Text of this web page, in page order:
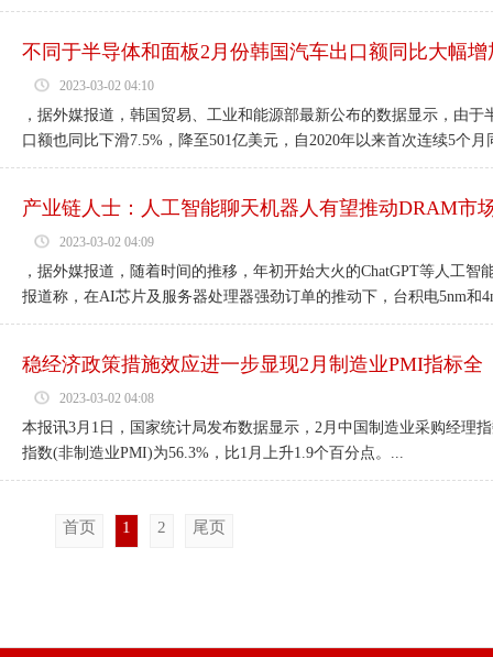
不同于半导体和面板2月份韩国汽车出口额同比大幅增
2023-03-02 04:10
，据外媒报道，韩国贸易、工业和能源部最新公布的数据显示，由
口额也同比下滑7.5%，降至501亿美元，自2020年以来首次连续5个月
产业链人士：人工智能聊天机器人有望推动DRAM市
2023-03-02 04:09
，据外媒报道，随着时间的推移，年初开始大火的ChatGPT等人工
报道称，在AI芯片及服务器处理器强劲订单的推动下，台积电5nm和
稳经济政策措施效应进一步显现2月制造业PMI指标全
2023-03-02 04:08
本报讯3月1日，国家统计局发布数据显示，2月中国制造业采购经理
指数(非制造业PMI)为56.3%，比1月上升1.9个百分点。...
首页 1 2 尾页